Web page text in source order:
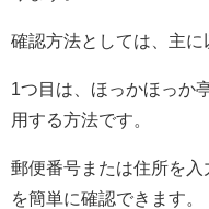
確認方法としては、主に
1つ目は、ほっかほっか
用する方法です。
郵便番号または住所を
を簡単に確認できます。